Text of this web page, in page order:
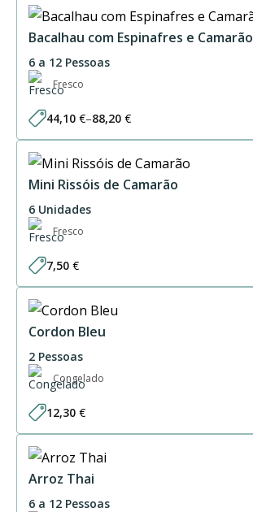
Bacalhau com Espinafres e Camarão
6 a 12 Pessoas
Fresco
44,10 €–88,20 €
Price
range:
through
88,20 €
Mini Rissóis de Camarão
6 Unidades
Fresco
7,50 €
Cordon Bleu
2 Pessoas
Congelado
12,30 €
Arroz Thai
6 a 12 Pessoas